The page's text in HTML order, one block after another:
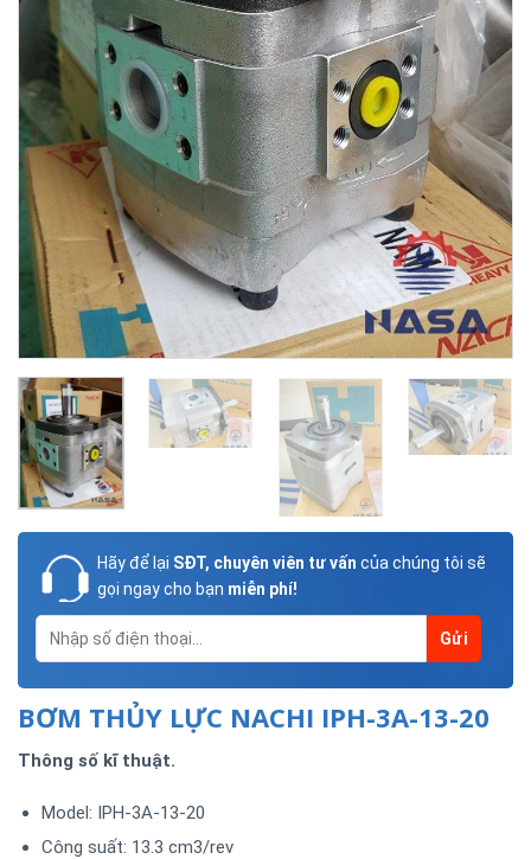
Hãy để lại SĐT, chuyên viên tư vấn của chúng tôi sẽ
gọi ngay cho bạn miễn phí!
BƠM THỦY LỰC NACHI IPH-3A-13-20
Thông số kĩ thuật.
Model: IPH-3A-13-20
Công suất: 13.3 cm3/rev